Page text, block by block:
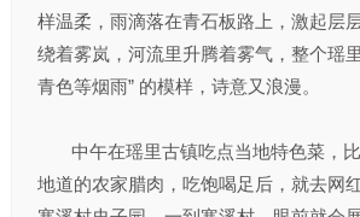
样温柔，雨滴落在青石板路上，激起层
绕着雾岚，河流里升腾着雾气，整个瑶
青色等烟雨” 的模样，诗意又浪漫。
中午在瑶里古镇吃点当地特色菜，比
地道的农家腊肉，吃饱喝足后，就去